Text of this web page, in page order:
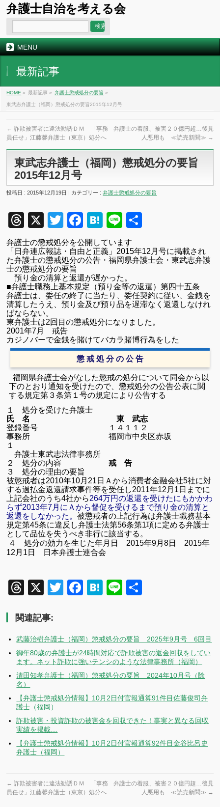
弁護士自治を考える会
MENU
最新記事
HOME » 最新記事 » 弁護士懲戒処分の要旨 »
東武志弁護士（福岡）懲戒処分の要旨2015年12月号
← 詐欺被害者に違法勧誘ＤＭ 「事務
員任せ」江藤馨弁護士（東京）処分へ
弁護士の着服、被害２０億円超…後見
人悪用も ≪読売新聞≫ →
東武志弁護士（福岡）懲戒処分の要旨
2015年12月号
投稿日 : 2015年12月19日 | カテゴリー :弁護士懲戒処分の要旨
Threads
X TwitterFacebook
Hatena
Line
弁護士の懲戒処分を公開しています
「日弁連広報誌・自由と正義」 2015年12 月号に掲載され
た弁護士の懲戒処分の公告・福岡県弁護士会・東武志弁護
士の懲戒処分の要旨
預り金の清算と返還が遅かった。
■弁護士職務上基本規定 （預り金等の返還）第四十五条
弁護士は、委任の終了に当たり、委任契約に従い、金銭を
清算したうえ、預り金及び預り品を遅滞なく返還しなけれ
ばならない。
東弁護士は2回目の懲戒処分になりました。
2001年7月
戒告
カジノバーで金銭を賭けてバカラ賭博行為をした
懲 戒 処 分 の 公 告
福岡県弁護士会がなした懲戒の処分について同会から以
下のとおり通知を受けたので、懲戒処分の公告公表に関
する規定第３条第１号の規定により公告する
１ 処分を受けた弁護士
氏 名 東 武志
登録番号 １４１１２
事務所 福岡市中央区赤坂
１
弁護士東武志法律事務所
２ 処分の内容
戒 告
３ 処分の理由の要旨
被懲戒者は2010年10月 21 日Ａから消費者金融会社5社に対
する過払金返還請求事件等を受任し2011年12 月 1 日までに
上記会社のうち4社から264万円の返還を受けたにもかかわ
らず2013年7月にＡから督促を受けるまで預り金の清算と
返還をしなかった。被懲戒者の上記行為は弁護士職務基本
規定第45条に違反し弁護士法第56条第1項に定める弁護士
として品位を失うべき非行に該当する。
４ 処分の効力を生じた年月日 2015年9月8日 2015年
12 月 1 日 日本弁護士連合会
Threads
X TwitterFacebook
Hatena
Line
関連記事:
武藤治樹弁護士（福岡）懲戒処分の要旨 2025年9月号 6回目
御年80歳の弁護士が24時間対応で詐欺被害の返金回収をしてい
ます。ネット詐欺に強いテンシのような法律事務所（福岡）
清田知孝弁護士（福岡）懲戒処分の要旨 2024年10月号（除
名）
【弁護士懲戒処分情報】10月2日付官報通算91件目佐藤俊司弁
護士（福岡）
詐欺被害・投資詐欺の被害金を回収できた！事実と異なる回収
実績を掲載…
【弁護士懲戒処分情報】10月2日付官報通算92件目金谷比呂史
弁護士（福岡）
← 詐欺被害者に違法勧誘ＤＭ 「事務
員任せ」江藤馨弁護士（東京）処分へ
弁護士の着服、被害２０億円超…後見
人悪用も ≪読売新聞≫ →